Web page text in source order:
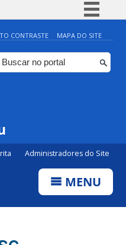
Simplifique!
Comunica BR
Participe
CONTRASTE MAPA DO SITE
Administradores do Site
MENU